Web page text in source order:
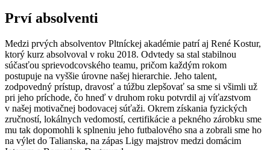
Prví absolventi
Medzi prvých absolventov Pltníckej akadémie patrí aj René Kostur,
ktorý kurz absolvoval v roku 2018. Odvtedy sa stal stabilnou
súčasťou sprievodcovského teamu, pričom každým rokom
postupuje na vyššie úrovne našej hierarchie. Jeho talent,
zodpovedný prístup, dravosť a túžbu zlepšovať sa sme si všimli už
pri jeho príchode, čo hneď v druhom roku potvrdil aj víťazstvom
v našej motivačnej bodovacej súťaži. Okrem získania fyzických
zručností, lokálnych vedomostí, certifikácie a pekného zárobku sme
mu tak dopomohli k splneniu jeho futbalového sna a zobrali sme ho
na výlet do Talianska, na zápas Ligy majstrov medzi domácim